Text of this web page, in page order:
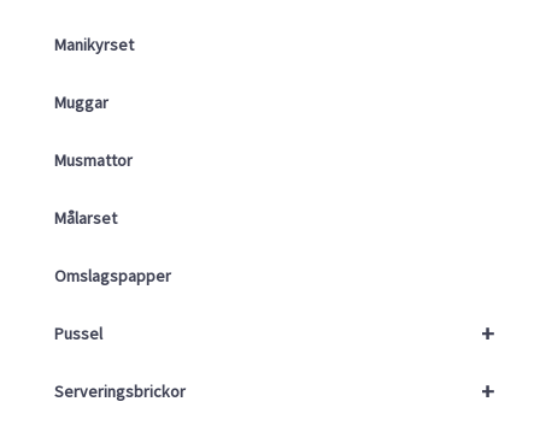
Manikyrset
Muggar
Musmattor
Målarset
Omslagspapper
+
Pussel
+
Serveringsbrickor